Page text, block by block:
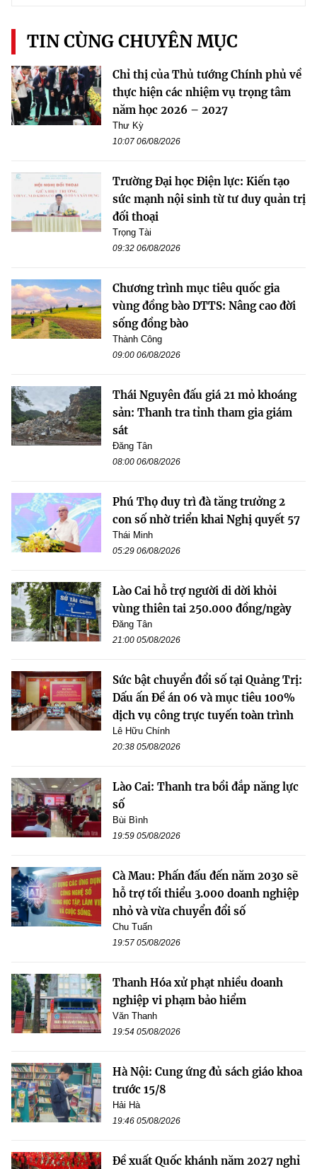
TIN CÙNG CHUYÊN MỤC
Chỉ thị của Thủ tướng Chính phủ về
thực hiện các nhiệm vụ trọng tâm
năm học 2026 – 2027
Thư Kỳ
10:07 06/08/2026
Trường Đại học Điện lực: Kiến tạo
sức mạnh nội sinh từ tư duy quản trị
đối thoại
Trọng Tài
09:32 06/08/2026
Chương trình mục tiêu quốc gia
vùng đồng bào DTTS: Nâng cao đời
sống đồng bào
Thành Công
09:00 06/08/2026
Thái Nguyên đấu giá 21 mỏ khoáng
sản: Thanh tra tỉnh tham gia giám
sát
Đăng Tân
08:00 06/08/2026
Phú Thọ duy trì đà tăng trưởng 2
con số nhờ triển khai Nghị quyết 57
Thái Minh
05:29 06/08/2026
Lào Cai hỗ trợ người di dời khỏi
vùng thiên tai 250.000 đồng/ngày
Đăng Tân
21:00 05/08/2026
Sức bật chuyển đổi số tại Quảng Trị:
Dấu ấn Đề án 06 và mục tiêu 100%
dịch vụ công trực tuyến toàn trình
Lê Hữu Chính
20:38 05/08/2026
Lào Cai: Thanh tra bồi đắp năng lực
số
Bùi Bình
19:59 05/08/2026
Cà Mau: Phấn đấu đến năm 2030 sẽ
hỗ trợ tối thiểu 3.000 doanh nghiệp
nhỏ và vừa chuyển đổi số
Chu Tuấn
19:57 05/08/2026
Thanh Hóa xử phạt nhiều doanh
nghiệp vi phạm bảo hiểm
Văn Thanh
19:54 05/08/2026
Hà Nội: Cung ứng đủ sách giáo khoa
trước 15/8
Hải Hà
19:46 05/08/2026
Đề xuất Quốc khánh năm 2027 nghỉ